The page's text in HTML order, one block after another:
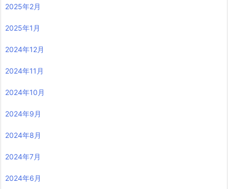
2025年2月
2025年1月
2024年12月
2024年11月
2024年10月
2024年9月
2024年8月
2024年7月
2024年6月